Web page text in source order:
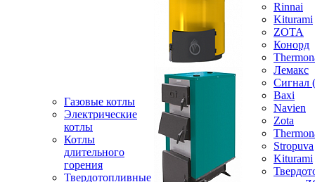
Газовые котлы
Электрические
котлы
Котлы
длительного
горения
Твердотопливные
Rinnai
Kiturami
ZOTA
Конорд
Лемакс
Baxi
Navien
Zota
Stropuva
Kiturami